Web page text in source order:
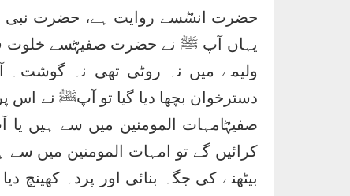
حضرت انسؓسے روایت ہے، حضرت نبی
یہاں آپ ﷺ نے حضرت صفیہؓسے خلوت
ولیمے میں نہ روٹی تھی نہ گوشت۔
دسترخوان بچھا دیا گیا تو آپﷺ نے اس
صفیہؓامہات المومنین میں سے ہیں
کرائیں گے تو امہات المومنین میں سے
بیٹھنے کی جگہ بنائی اور پردہ